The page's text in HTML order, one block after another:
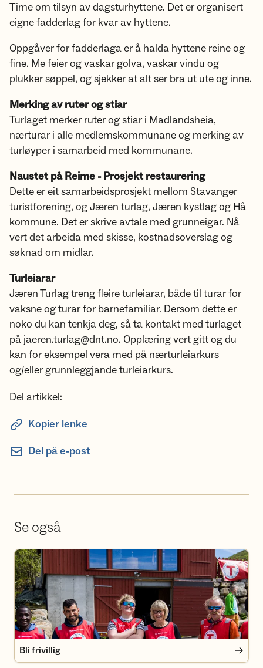
Time om tilsyn av dagsturhyttene. Det er organisert
eigne fadderlag for kvar av hyttene.
Oppgåver for fadderlaga er å halda hyttene reine og
fine. Me feier og vaskar golva, vaskar vindu og
plukker søppel, og sjekker at alt ser bra ut ute og inne.
Merking av ruter og stiar
Turlaget merker ruter og stiar i Madlandsheia,
nærturar i alle medlemskommunane og merking av
turløyper i samarbeid med kommunane.
Naustet på Reime - Prosjekt restaurering
Dette er eit samarbeidsprosjekt mellom Stavanger
turistforening, og Jæren turlag, Jæren kystlag og Hå
kommune. Det er skrive avtale med grunneigar. Nå
vert det arbeida med skisse, kostnadsoverslag og
søknad om midlar.
Turleiarar
Jæren Turlag treng fleire turleiarar, både til turar for
vaksne og turar for barnefamiliar. Dersom dette er
noko du kan tenkja deg, så ta kontakt med turlaget
på jaeren.turlag@dnt.no. Opplæring vert gitt og du
kan for eksempel vera med på nærturleiarkurs
og/eller grunnleggjande turleiarkurs.
Del artikkel:
Kopier lenke
Del på e-post
Se også
Bli frivillig
Bli frivillig